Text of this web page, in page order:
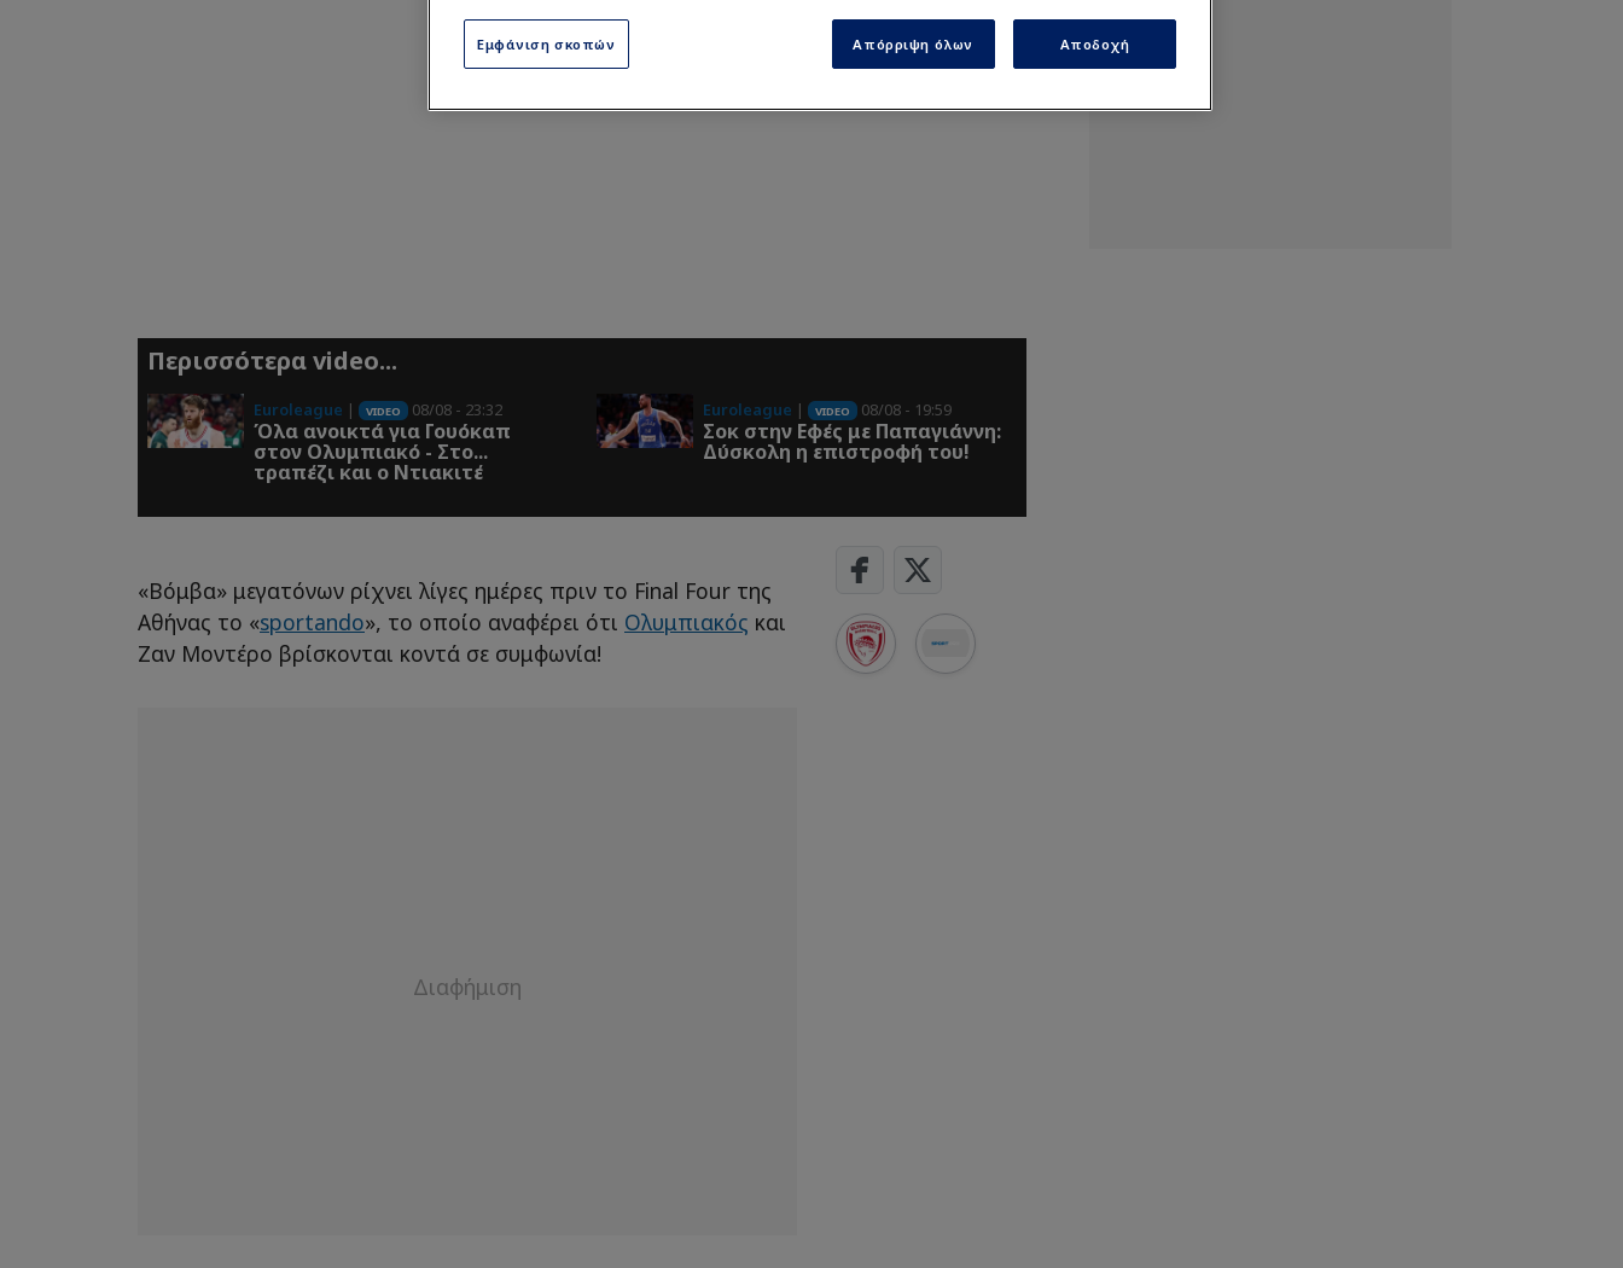
Περισσότερα video...
Euroleague | VIDEO 08/08 - 23:32
Όλα ανοικτά για Γουόκαπ
στον Ολυμπιακό - Στο...
τραπέζι και ο Ντιακιτέ
Euroleague | VIDEO 08/08 - 19:59
Σοκ στην Εφές με Παπαγιάννη:
Δύσκολη η επιστροφή του!
«Βόμβα» μεγατόνων ρίχνει λίγες ημέρες πριν το Final Four της
Αθήνας το «sportando», το οποίο αναφέρει ότι Ολυμπιακός και
Ζαν Μοντέρο βρίσκονται κοντά σε συμφωνία!
Εμφάνιση σκοπών Απόρριψη όλων Αποδοχή